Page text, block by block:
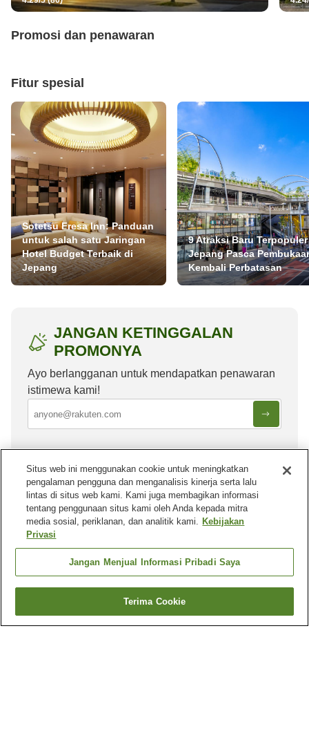
Promosi dan penawaran
Fitur spesial
Sotetsu Fresa Inn: Panduan
untuk salah satu Jaringan
Hotel Budget Terbaik di
Jepang
9 Atraksi Baru
Jepang Pasca
Kembali Perbatasan
JANGAN KETINGGALAN
PROMONYA
Ayo berlangganan untuk mendapatkan penawaran
istimewa kami!
Distrik lain diShimane
Desa Chibu
Kota Ama
Kota Gotsu
Area lain diJepang
Aichi
Akita
Aomori
Chiba
Situs web ini menggunakan cookie untuk meningkatkan
pengalaman pengguna dan menganalisis kinerja serta lalu
lintas di situs web kami. Kami juga membagikan informasi
tentang penggunaan situs kami oleh Anda kepada mitra
media sosial, periklanan, dan analitik kami. Kebijakan
Privasi
Jangan Menjual Informasi Pribadi Saya
Terima Cookie